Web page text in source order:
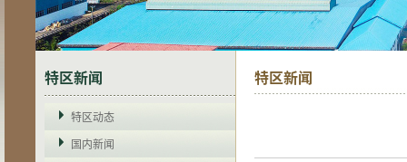
特区新闻
特区动态
国内新闻
特区新闻